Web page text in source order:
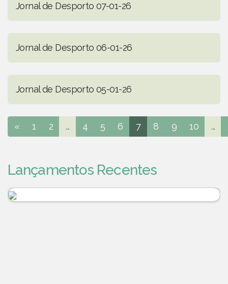
Jornal de Desporto 07-01-26
Jornal de Desporto 06-01-26
Jornal de Desporto 05-01-26
« 1 2 ... 4 5 6 7 8 9 10 ...
Lançamentos Recentes